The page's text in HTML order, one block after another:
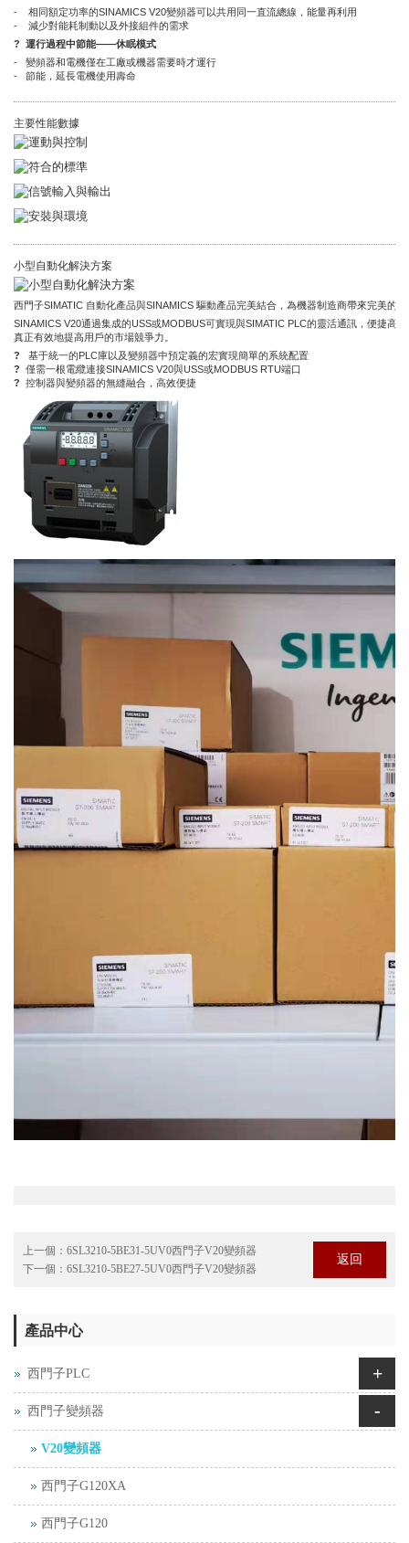
- 相同額定功率的SINAMICS V20變頻器可以共用同一直流總線，能量再利用
- 減少對能耗制動以及外接組件的需求
? 運行過程中節能——休眠模式
- 變頻器和電機僅在工廠或機器需要時才運行
- 節能，延長電機使用壽命
主要性能數據
小型自動化解決方案
西門子SIMATIC 自動化產品與SINAMICS 驅動產品完美結合，為機器制造商帶來完美的
SINAMICS V20通過集成的USS或MODBUS可實現與SIMATIC PLC的靈活通訊，便捷
真正有效地提高用戶的市場競爭力。
? 基于統一的PLC庫以及變頻器中預定義的宏實現簡單的系統配置
? 僅需一根電纜連接SINAMICS V20與USS或MODBUS RTU端口
? 控制器與變頻器的無縫融合，高效便捷
上一個： 6SL3210-5BE31-5UV0西門子V20變頻器
下一個： 6SL3210-5BE27-5UV0西門子V20變頻器
返回
產品中心
西門子PLC +
西門子變頻器 -
V20變頻器
西門子G120XA
西門子G120